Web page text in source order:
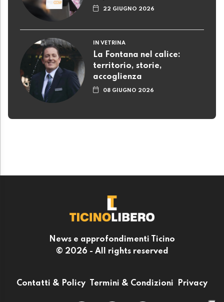
22 GIUGNO 2026
IN VETRINA
La Fontana nel calice:
territorio, storie,
accoglienza
08 GIUGNO 2026
News e approfondimenti Ticino
© 2026 - All rights reserved
Contatti & Policy Termini & Condizioni Privacy